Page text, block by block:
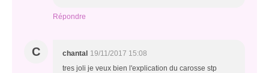
Répondre
C chantal 19/11/2017 15:08
tres joli je veux bien l'explication du carosse stp